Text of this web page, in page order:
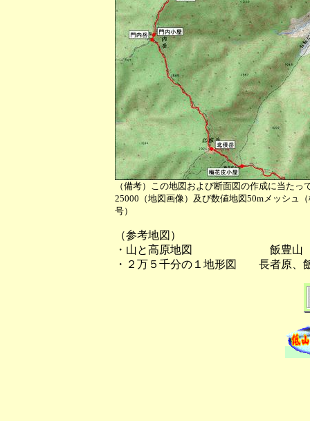
（備考）この地図および断面図の作成に当た
25000（地図画像）及び数値地図50mメッシュ
号）
（参考地図）
・山と高原地図 飯豊山
・２万５千分の１地形図 長者原、